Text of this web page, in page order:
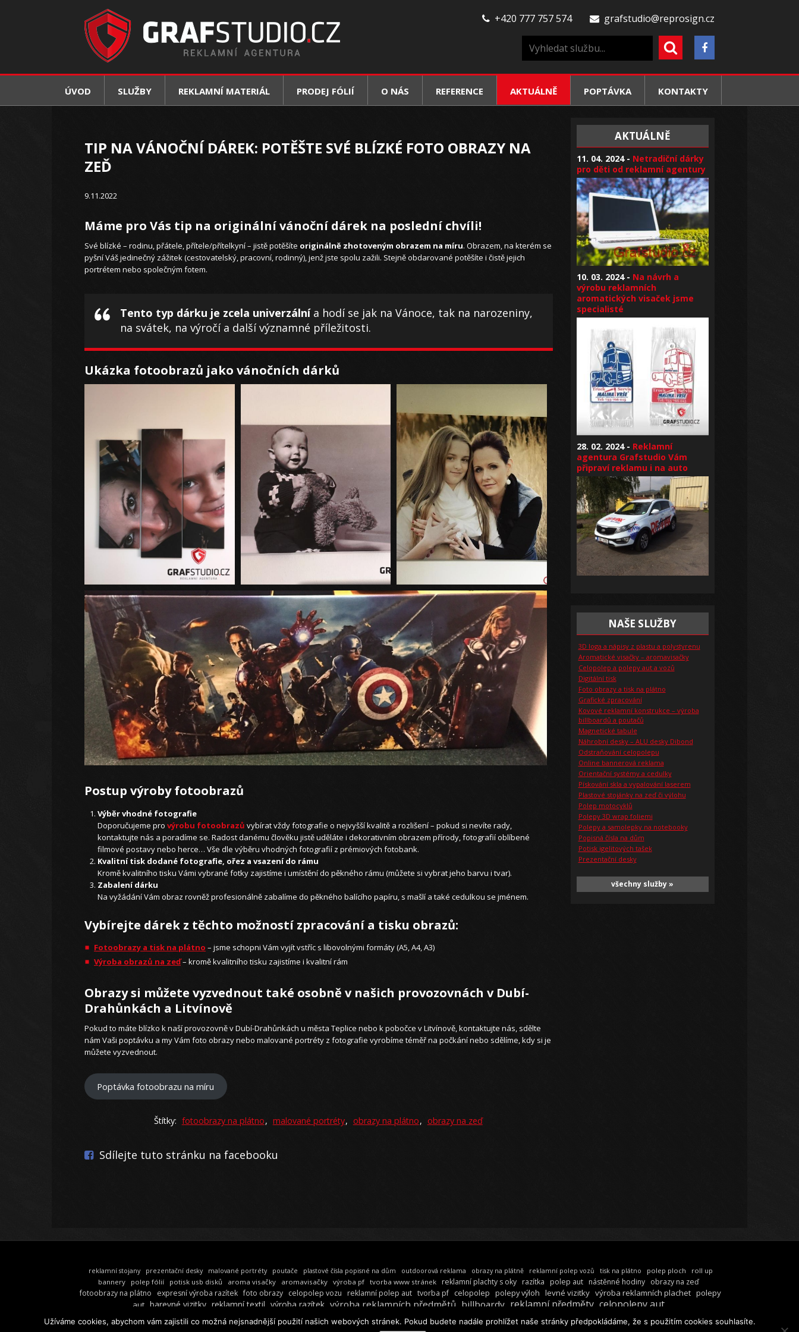
+420 777 757 574 grafstudio@reprosign.cz
ÚVOD SLUŽBY REKLAMNÍ MATERIÁL PRODEJ FÓLIÍ O NÁS REFERENCE AKTUÁLNĚ POPTÁVKA KONTAKTY
TIP NA VÁNOČNÍ DÁREK: POTĚŠTE SVÉ BLÍZKÉ FOTO OBRAZY NA
ZEĎ
9.11.2022
Máme pro Vás tip na originální vánoční dárek na poslední chvíli!
Své blízké – rodinu, přátele, přítele/přítelkyní – jistě potěšíte originálně zhotoveným obrazem na míru. Obrazem, na kterém se
pyšní Váš jedinečný zážitek (cestovatelský, pracovní, rodinný), jenž jste spolu zažili. Stejně obdarované potěšíte i čistě jejich
portrétem nebo společným fotem.
Tento typ dárku je zcela univerzálnía hodí se jak na Vánoce, tak na narozeniny,
na svátek, na výročí a další významné příležitosti.
Ukázka fotoobrazů jako vánočních dárků
Postup výroby fotoobrazů
Výběr vhodné fotografie
Doporučujeme pro výrobu fotoobrazů vybírat vždy fotografie o nejvyšší kvalitě a rozlišení – pokud si nevíte rady,
kontaktujte nás a poradíme se. Radost danému člověku jistě uděláte i dekorativním obrazem přírody, fotografií oblíbené
filmové postavy nebo herce… Vše dle výběru vhodných fotografií z prémiových fotobank.
Kvalitní tisk dodané fotografie, ořez a vsazení do rámu
Kromě kvalitního tisku Vámi vybrané fotky zajistíme i umístění do pěkného rámu (můžete si vybrat jeho barvu i tvar).
Zabalení dárku
Na vyžádání Vám obraz rovněž profesionálně zabalíme do pěkného balícího papíru, s mašlí a také cedulkou se jménem.
Vybírejte dárek z těchto možností zpracování a tisku obrazů:
Fotoobrazy a tisk na plátno – jsme schopni Vám vyjít vstříc s libovolnými formáty (A5, A4, A3)
Výroba obrazů na zeď– kromě kvalitního tisku zajistíme i kvalitní rám
Obrazy si můžete vyzvednout také osobně v našich provozovnách v Dubí-
Drahůnkách a Litvínově
Pokud to máte blízko k naší provozovně v Dubí-Drahůnkách u města Teplice nebo k pobočce v Litvínově, kontaktujte nás, sdělte
nám Vaši poptávku a my Vám foto obrazy nebo malované portréty z fotografie vyrobíme téměř na počkání nebo sdělíme, kdy si je
můžete vyzvednout.
Poptávka fotoobrazu na míru
Štítky: fotoobrazy na plátno, malované portréty, obrazy na plátno, obrazy na zeď
Sdílejte tuto stránku na facebooku
AKTUÁLNĚ
11. 04. 2024 - Netradiční dárky
pro děti od reklamní agentury
10. 03. 2024 - Na návrh a
výrobu reklamních
aromatických visaček jsme
specialisté
28. 02. 2024 - Reklamní
agentura Grafstudio Vám
připraví reklamu i na auto
NAŠE SLUŽBY
3D loga a nápisy z plastu a polystyrenu
Aromatické visačky – aromavisačky
Celopolep a polepy aut a vozů
Digitální tisk
Foto obrazy a tisk na plátno
Grafické zpracování
Kovové reklamní konstrukce – výroba
billboardů a poutačů
Magnetické tabule
Náhrobní desky – ALU desky Dibond
Odstraňování celopolepu
Online bannerová reklama
Orientační systémy a cedulky
Pískování skla a vypalování laserem
Plastové stojánky na zeď či výlohu
Polep motocyklů
Polepy 3D wrap foliemi
Polepy a samolepky na notebooky
Popisná čísla na dům
Potisk igelitových tašek
Prezentační desky
všechny služby »
reklamní stojany prezentační desky malované portréty poutače plastové čísla popisné na dům outdoorová reklama obrazy na plátně reklamní polep vozů tisk na plátno polep ploch
roll up
bannery
polep fólií potisk usb disků aroma visačky aromavisačky výroba pf tvorba www stránek reklamní plachty s oky razítka polep aut nástěnné hodiny obrazy na zeď
fotoobrazy na plátno
expresní výroba razítek foto obrazy celopolep vozu reklamní polep aut tvorba pf celopolep polepy výloh levné vizitky výroba reklamních plachet polepy
aut barevné vizitky reklamní textil výroba razítek výroba reklamních předmětů billboardy reklamní předměty celopolepy aut
Užíváme cookies, abychom vám zajistili co možná nejsnadnější použití našich webových stránek. Pokud budete nadále prohlížet naše stránky předpokládáme, že s použitím cookies souhlasíte.